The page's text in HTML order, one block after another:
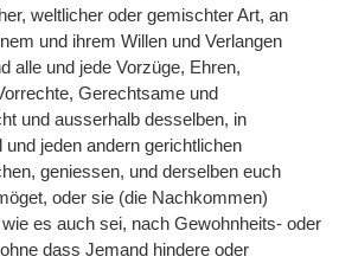
weltlicher oder gemischter Art, an
und ihrem Willen und Verlangen
alle und jede Vorzüge, Ehren,
Gerechtsame und
und ausserhalb desselben, in
jeden andern gerichtlichen
geniessen, und derselben euch
oder sie (die Nachkommen)
es auch sei, nach Gewohnheits- oder
dass Jemand hindere oder